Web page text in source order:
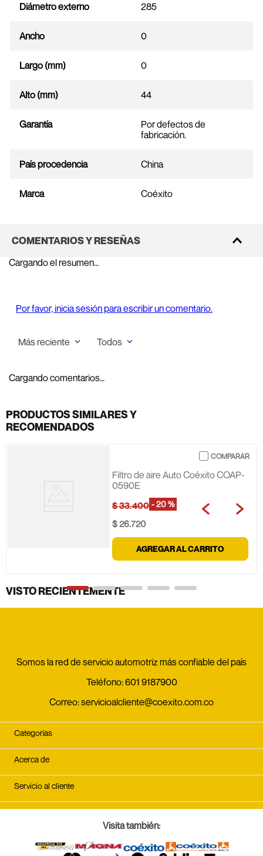
Diámetro externo 285
Ancho 0
Largo (mm) 0
Alto (mm) 44
Garantía
Por defectos de
fabricación.
País procedencia China
Marca Coéxito
COMENTARIOS Y RESEÑAS
Cargando el resumen…
Por favor, inicia sesión para escribir un comentario.
Más reciente Todos
Cargando comentarios…
PRODUCTOS SIMILARES Y
RECOMENDADOS
Filtro de aire Auto Coéxito COAP-
0590E
$33.400
$26.720
-20 %
AGREGAR AL CARRITO
VISTO RECIENTEMENTE
Somos la red de servicio automotriz más confiable del país
Teléfono:601 9187900
Correo:servicioalcliente@coexito.com.co
Categorías
Acerca de
Servicio al cliente
Visita también: